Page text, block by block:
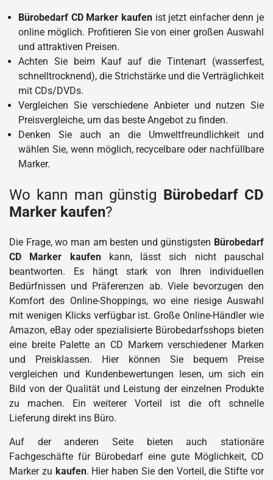
Bürobedarf CD Marker kaufenist jetzt einfacher denn je
online möglich. Profitieren Sie von einer großen Auswahl
und attraktiven Preisen.
Achten Sie beim Kauf auf die Tintenart (wasserfest,
schnelltrocknend), die Strichstärke und die Verträglichkeit
mit CDs/DVDs.
Vergleichen Sie verschiedene Anbieter und nutzen Sie
Preisvergleiche, um das beste Angebot zu finden.
Denken Sie auch an die Umweltfreundlichkeit und
wählen Sie, wenn möglich, recycelbare oder nachfüllbare
Marker.
Wo kann man günstig Bürobedarf CD
Marker kaufen?
Die Frage, wo man am besten und günstigsten Bürobedarf
CD Marker kaufenkann, lässt sich nicht pauschal
beantworten. Es hängt stark von Ihren individuellen
Bedürfnissen und Präferenzen ab. Viele bevorzugen den
Komfort des Online-Shoppings, wo eine riesige Auswahl
mit wenigen Klicks verfügbar ist. Große Online-Händler wie
Amazon, eBay oder spezialisierte Bürobedarfsshops bieten
eine breite Palette an CD Markern verschiedener Marken
und Preisklassen. Hier können Sie bequem Preise
vergleichen und Kundenbewertungen lesen, um sich ein
Bild von der Qualität und Leistung der einzelnen Produkte
zu machen. Ein weiterer Vorteil ist die oft schnelle
Lieferung direkt ins Büro.
Auf der anderen Seite bieten auch stationäre
Fachgeschäfte für Bürobedarf eine gute Möglichkeit, CD
Marker zu kaufen. Hier haben Sie den Vorteil, die Stifte vor